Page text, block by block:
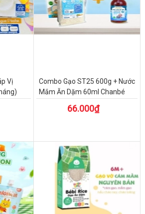
Vị
Combo Gạo ST25 600g + Nước
Mắm Ăn Dặm 60ml Chanbé
66.000₫